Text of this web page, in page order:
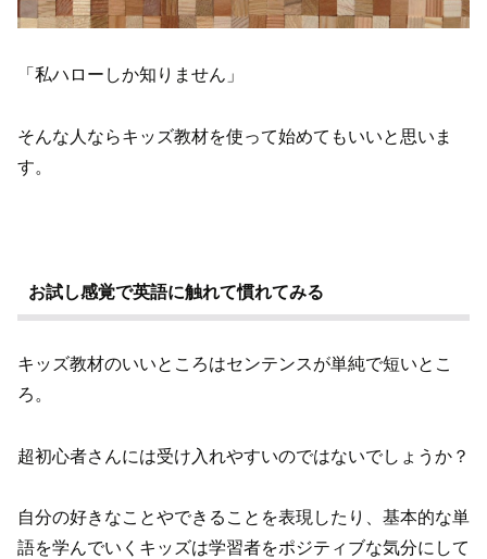
「私ハローしか知りません」
そんな人ならキッズ教材を使って始めてもいいと思いま
す。
お試し感覚で英語に触れて慣れてみる
キッズ教材のいいところはセンテンスが単純で短いとこ
ろ。
超初心者さんには受け入れやすいのではないでしょうか？
自分の好きなことやできることを表現したり、基本的な単
語を学んでいくキッズは学習者をポジティブな気分にして